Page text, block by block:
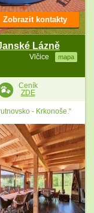
Lázně
Vlčice mapa
Zobrazit kontakty
Ceník
ZDE
- Krkonoše.“